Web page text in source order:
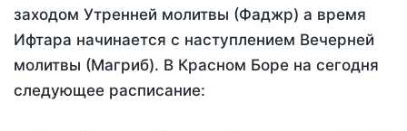
заходом Утренней молитвы (Фаджр) а время
Ифтара начинается с наступлением Вечерней
молитвы (Магриб). В Красном Боре на сегодня
следующее расписание: